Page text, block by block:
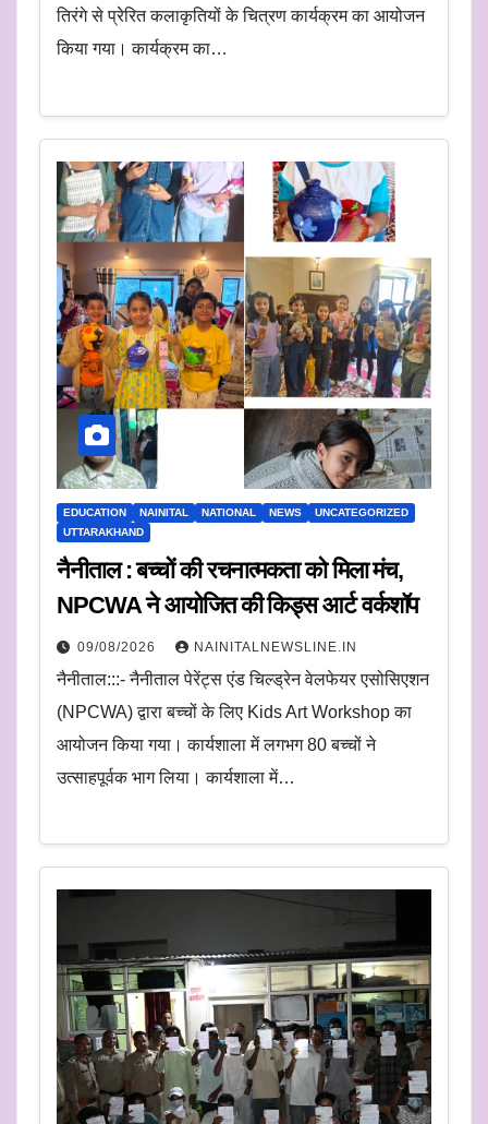
तिरंगे से प्रेरित कलाकृतियों के चित्रण कार्यक्रम का आयोजन
किया गया। कार्यक्रम का…
EDUCATION NAINITAL NATIONAL NEWS
UNCATEGORIZED
UTTARAKHAND
नैनीताल : बच्चों की रचनात्मकता को मिला मंच,
NPCWA ने आयोजित की किड्स आर्ट वर्कशॉप
09/08/2026 NAINITALNEWSLINE.IN
नैनीताल:::- नैनीताल पेरेंट्स एंड चिल्ड्रेन वेलफेयर एसोसिएशन
(NPCWA) द्वारा बच्चों के लिए Kids Art Workshop का
आयोजन किया गया। कार्यशाला में लगभग 80 बच्चों ने
उत्साहपूर्वक भाग लिया। कार्यशाला में…